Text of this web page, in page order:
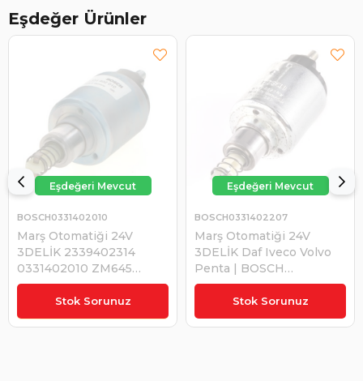
Eşdeğer Ürünler
Stok Sorunuz
Marş Otomatiği 24V
3DELİK 2339402314
0331402010 ZM645
0331402207 2339402314
SNLS281 ZM545 ZM645 |
BOSCH 0331402010
BOSCH0331402010
Stok Sorunuz
Marş Otomatiği 24V
3DELİK Daf Iveco Volvo
Penta | BOSCH
0331402207
BOSCH0331402207
₺3.072,92